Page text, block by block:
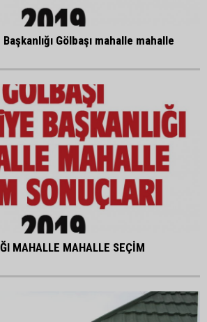
Gölbaşı mahalle mahalle
MAHALLE MAHALLE SEÇİM